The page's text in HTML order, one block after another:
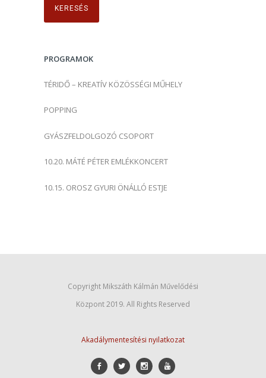
s
:PROGRAMOK
TÉRIDŐ – KREATÍV KÖZÖSSÉGI MŰHELY
POPPING
GYÁSZFELDOLGOZÓ CSOPORT
10.20. MÁTÉ PÉTER EMLÉKKONCERT
10.15. OROSZ GYURI ÖNÁLLÓ ESTJE
Copyright Mikszáth Kálmán Művelődési
Központ 2019. All Rights Reserved
Akadálymentesítési nyilatkozat